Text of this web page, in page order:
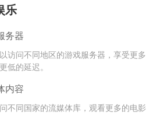
乐
务器
访问不同地区的游戏服务器，享受更多
低的延迟。
内容
不同国家的流媒体库，观看更多的电影